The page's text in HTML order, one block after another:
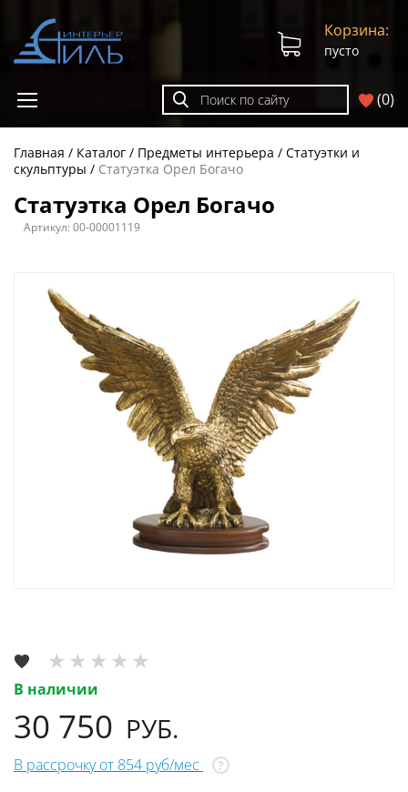
(0)
Корзина:
пусто
Главная Каталог Предметы интерьера
Статуэтки и
скульптуры
Статуэтка Орел Богачо
Статуэтка Орел Богачо
Артикул:00-00001119
В наличии
30 750 РУБ.
В рассрочку от 854 руб/мес ?